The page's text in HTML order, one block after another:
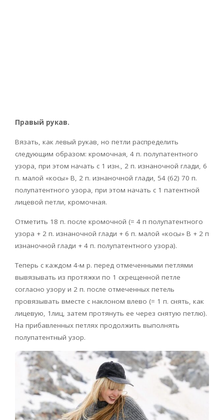
Правый рукав.
Вязать, как левый рукав, но петли распределить
следующим образом: кромочная, 4 п. полупатентного
узора, при этом начать с 1 изн., 2 п. изнаночной глади, 6
п. малой «косы» В, 2 п. изнаночной глади, 54 (62) 70 п.
полупатентного узора, при этом начать с 1 патентной
лицевой петли, кромочная.
Отметить 18 п. после кромочной (= 4 п полупатентного
узора + 2 п. изнаночной глади + 6 п. малой «косы» В + 2 п
изнаночной глади + 4 п. полупатентного узора).
Теперь с каждом 4-м р. перед отмеченными петлями
вывязывать из протяжки по 1 скрещенной петле
согласно узору и 2 п. после отмеченных петель
провязывать вместе с наклоном влево (= 1 п. снять, как
лицевую, 1лиц, затем протянуть ее через снятую петлю).
На прибавленных петлях продолжить выполнять
полупатентный узор.